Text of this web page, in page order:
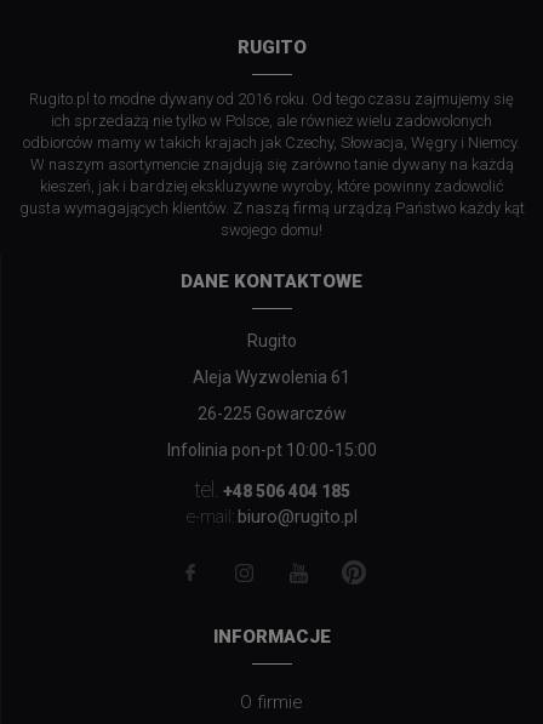
RUGITO
Rugito.pl to modne dywany od 2016 roku. Od tego czasu zajmujemy się
ich sprzedażą nie tylko w Polsce, ale również wielu zadowolonych
odbiorców mamy w takich krajach jak Czechy, Słowacja, Węgry i Niemcy.
W naszym asortymencie znajdują się zarówno tanie dywany na każdą
kieszeń, jak i bardziej ekskluzywne wyroby, które powinny zadowolić
gusta wymagających klientów. Z naszą firmą urządzą Państwo każdy kąt
swojego domu!
DANE KONTAKTOWE
Rugito
Aleja Wyzwolenia 61
26-225 Gowarczów
Infolinia pon-pt 10:00-15:00
tel.
+48 506 404 185
e-mail: biuro@rugito.pl
INFORMACJE
O firmie